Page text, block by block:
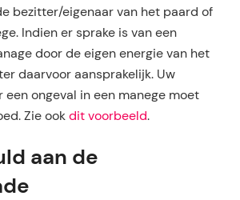
bezitter/eigenaar van het paard of
Indien er sprake is van een
door de eigen energie van het
daarvoor aansprakelijk. Uw
ongeval in een manege moet
Zie ook dit voorbeeld.
aan de